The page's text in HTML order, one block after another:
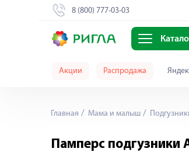
8 (800) 777-03-03
Акции Распродажа
Главная Мама и малыш
Памперс подгузники